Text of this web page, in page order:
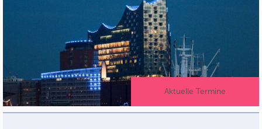
Aktuelle Termine